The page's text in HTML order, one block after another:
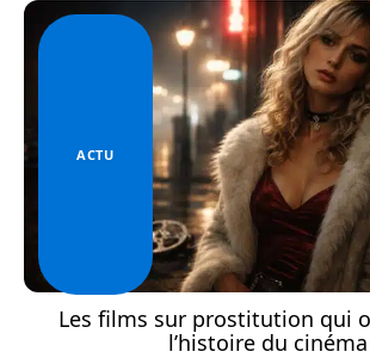
ACTU
Les films sur prostitution qui
l’histoire du cinéma